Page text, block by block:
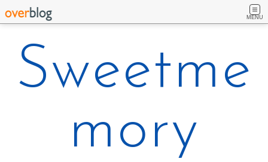
MENU
Sweetme
mory